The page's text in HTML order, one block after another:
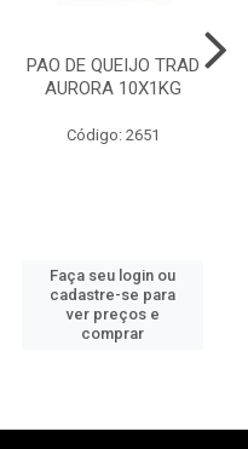
PAO DE QUEIJO TRAD
AURORA 10X1KG
Código: 2651
Faça seu login ou
cadastre-se para
ver preços e
comprar